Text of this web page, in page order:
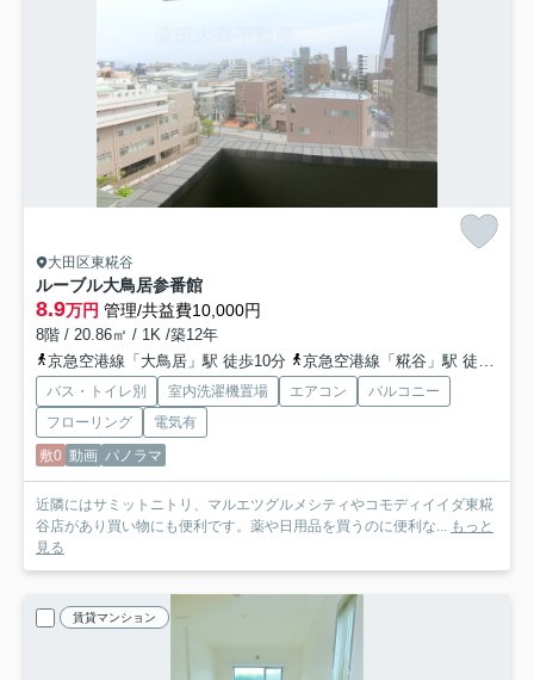
大田区東糀谷
ルーブル大鳥居参番館
8.9万円 管理/共益費10,000円
8階 / 20.86㎡ / 1K /築12年
京急空港線「大鳥居」駅 徒歩10分
京急空港線「糀谷」駅 徒歩17分
バス・トイレ別 室内洗濯機置場 エアコン
バルコニー
フローリング
電気有
敷0 動画 パノラマ
近隣にはサミットニトリ、マルエツグルメシティやコモディイイダ東糀
谷店があり買い物にも便利です。薬や日用品を買うのに便利な...
もっと
見る
賃貸マンション